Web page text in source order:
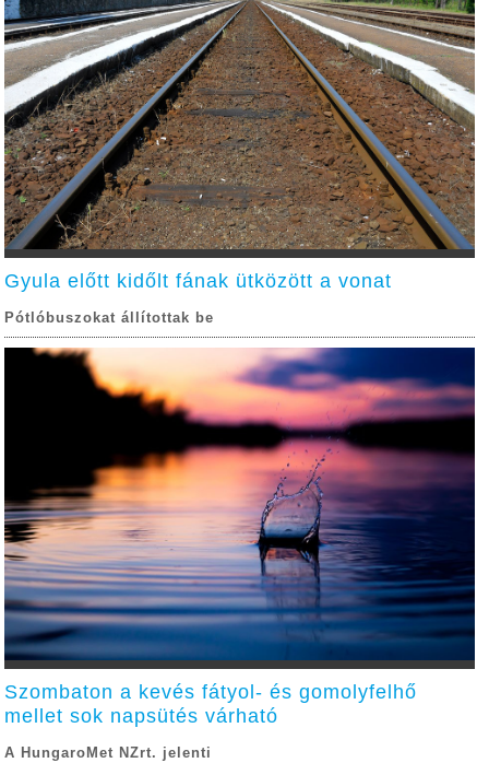
Gyula előtt kidőlt fának ütközött a vonat
Pótlóbuszokat állítottak be
Szombaton a kevés fátyol- és gomolyfelhő
mellet sok napsütés várható
A HungaroMet NZrt. jelenti